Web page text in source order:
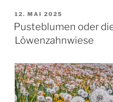
VERÖFFENTLICHT
AM
12. MAI 2025
Pusteblumen oder
Löwenzahnwiese